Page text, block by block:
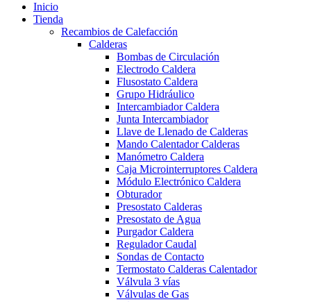
Inicio
Tienda
Recambios de Calefacción
Calderas
Bombas de Circulación
Electrodo Caldera
Flusostato Caldera
Grupo Hidráulico
Intercambiador Caldera
Junta Intercambiador
Llave de Llenado de Calderas
Mando Calentador Calderas
Manómetro Caldera
Caja Microinterruptores Caldera
Módulo Electrónico Caldera
Obturador
Presostato Calderas
Presostato de Agua
Purgador Caldera
Regulador Caudal
Sondas de Contacto
Termostato Calderas Calentador
Válvula 3 vías
Válvulas de Gas